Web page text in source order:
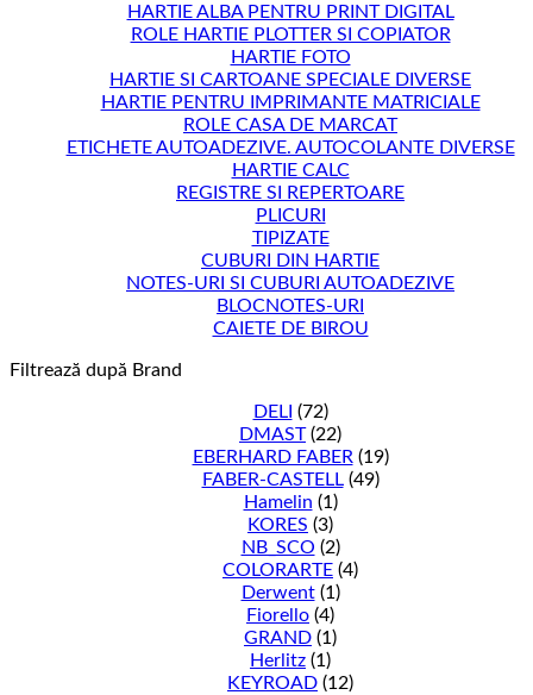
HARTIE ALBA PENTRU PRINT DIGITAL
ROLE HARTIE PLOTTER SI COPIATOR
HARTIE FOTO
HARTIE SI CARTOANE SPECIALE DIVERSE
HARTIE PENTRU IMPRIMANTE MATRICIALE
ROLE CASA DE MARCAT
ETICHETE AUTOADEZIVE. AUTOCOLANTE DIVERSE
HARTIE CALC
REGISTRE SI REPERTOARE
PLICURI
TIPIZATE
CUBURI DIN HARTIE
NOTES-URI SI CUBURI AUTOADEZIVE
BLOCNOTES-URI
CAIETE DE BIROU
Filtrează după Brand
DELI (72)
DMAST (22)
EBERHARD FABER (19)
FABER-CASTELL (49)
Hamelin (1)
KORES (3)
NB_SCO (2)
COLORARTE (4)
Derwent (1)
Fiorello (4)
GRAND (1)
Herlitz (1)
KEYROAD (12)